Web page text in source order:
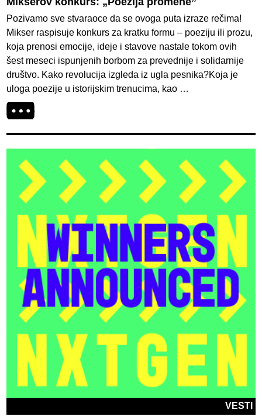
Pozivamo sve stvaraoce da se ovoga puta izraze rečima!
Mikser raspisuje konkurs za kratku formu – poeziju ili prozu,
koja prenosi emocije, ideje i stavove nastale tokom ovih
šest meseci ispunjenih borbom za prevednije i solidarnije
društvo. Kako revolucija izgleda iz ugla pesnika?Koja je
uloga poezije u istorijskim trenucima, kao …
VESTI